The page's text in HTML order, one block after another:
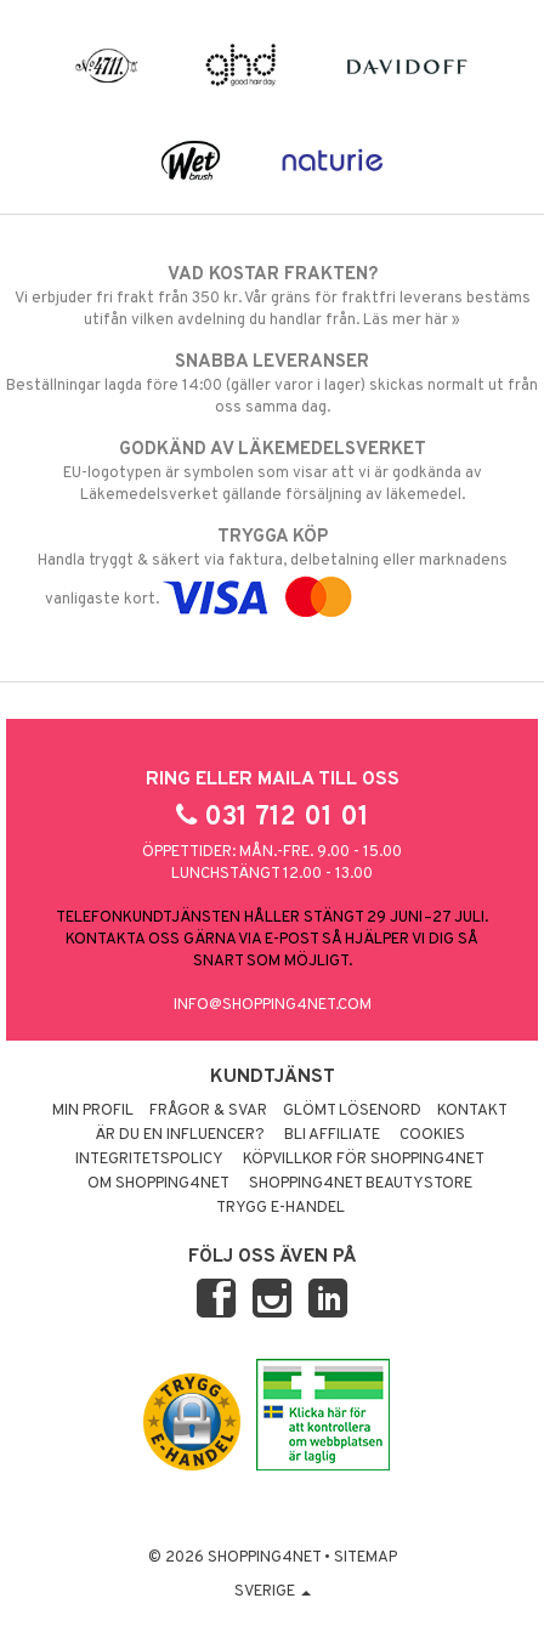
VAD KOSTAR FRAKTEN?
Vi erbjuder fri frakt från 350 kr. Vår gräns för fraktfri leverans bestäms
utifån vilken avdelning du handlar från. Läs mer här »
SNABBA LEVERANSER
Beställningar lagda före 14:00 (gäller varor i lager) skickas normalt ut från
oss samma dag.
GODKÄND AV LÄKEMEDELSVERKET
EU-logotypen är symbolen som visar att vi är godkända av
Läkemedelsverket gällande försäljning av läkemedel.
TRYGGA KÖP
Handla tryggt & säkert via faktura, delbetalning eller marknadens
vanligaste kort.
RING ELLER MAILA TILL OSS
031 712 01 01
ÖPPETTIDER: MÅN.-FRE. 9.00 - 15.00
LUNCHSTÄNGT 12.00 - 13.00
TELEFONKUNDTJÄNSTEN HÅLLER STÄNGT 29 JUNI–27 JULI.
KONTAKTA OSS GÄRNA VIA E-POST SÅ HJÄLPER VI DIG SÅ
SNART SOM MÖJLIGT.
INFO@SHOPPING4NET.COM
KUNDTJÄNST
MIN PROFIL FRÅGOR & SVAR GLÖMT LÖSENORD
KONTAKT
ÄR DU EN INFLUENCER?
BLI AFFILIATE
COOKIES
INTEGRITETSPOLICY
KÖPVILLKOR FÖR SHOPPING4NET
OM SHOPPING4NET
SHOPPING4NET BEAUTYSTORE
TRYGG E-HANDEL
FÖLJ OSS ÄVEN PÅ
© 2026 SHOPPING4NET • SITEMAP
SVERIGE